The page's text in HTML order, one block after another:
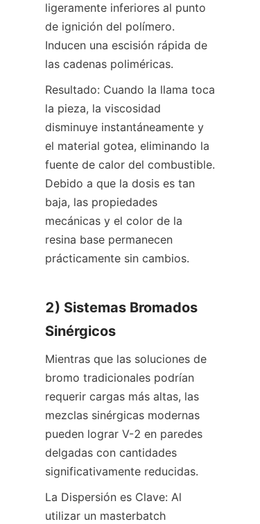
ligeramente inferiores al punto
de ignición del polímero.
Inducen una escisión rápida de
las cadenas poliméricas.
Resultado: Cuando la llama toca
la pieza, la viscosidad
disminuye instantáneamente y
el material gotea, eliminando la
fuente de calor del combustible.
Debido a que la dosis es tan
baja, las propiedades
mecánicas y el color de la
resina base permanecen
prácticamente sin cambios.
2) Sistemas Bromados
Sinérgicos
Mientras que las soluciones de
bromo tradicionales podrían
requerir cargas más altas, las
mezclas sinérgicas modernas
pueden lograr V-2 en paredes
delgadas con cantidades
significativamente reducidas.
La Dispersión es Clave: Al
utilizar un masterbatch